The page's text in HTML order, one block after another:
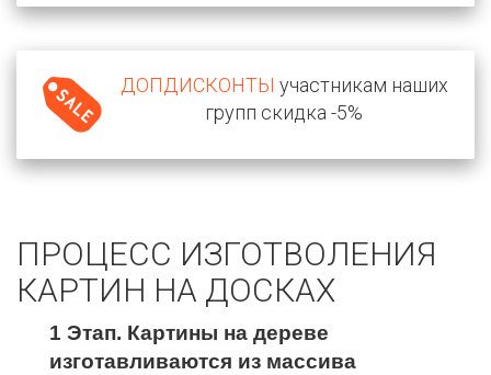
ДОПДИСКОНТЫ участникам наших
групп скидка -5%
ПРОЦЕСС ИЗГОТВОЛЕНИЯ
КАРТИН НА ДОСКАХ
1 Этап. Картины на дереве
изготавливаются из массива